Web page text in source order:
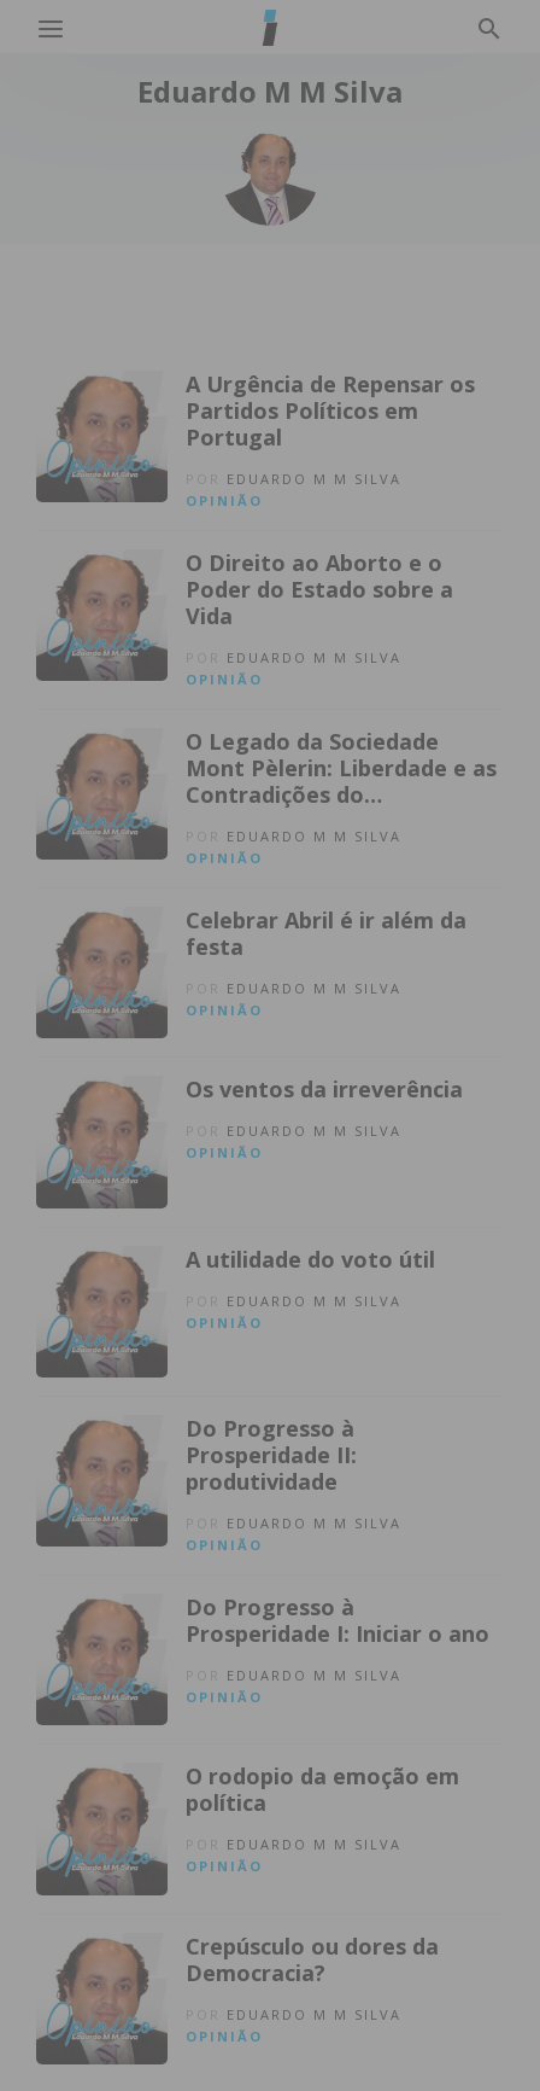
Eduardo M M Silva
A Urgência de Repensar os
Partidos Políticos em
Portugal
EDUARDO M M SILVA
OPINIÃO
O Direito ao Aborto e o
Poder do Estado sobre a
Vida
EDUARDO M M SILVA
OPINIÃO
O Legado da Sociedade
Mont Pèlerin: Liberdade e as
Contradições do
EDUARDO M M SILVA
OPINIÃO
Celebrar Abril é ir além da
festa
EDUARDO M M SILVA
OPINIÃO
Os ventos da irreverência
EDUARDO M M SILVA
OPINIÃO
A utilidade do voto útil
EDUARDO M M SILVA
OPINIÃO
Do Progresso à
Prosperidade II:
produtividade
EDUARDO M M SILVA
OPINIÃO
Do Progresso à
Prosperidade I: Iniciar o ano
EDUARDO M M SILVA
OPINIÃO
O rodopio da emoção em
política
EDUARDO M M SILVA
OPINIÃO
Crepúsculo ou dores da
Democracia?
EDUARDO M M SILVA
OPINIÃO